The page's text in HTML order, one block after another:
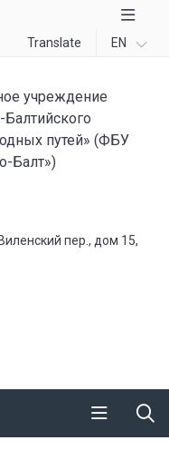
Translate EN
учреждение
путей» (ФБУ
Балт»)
пер., дом 15,